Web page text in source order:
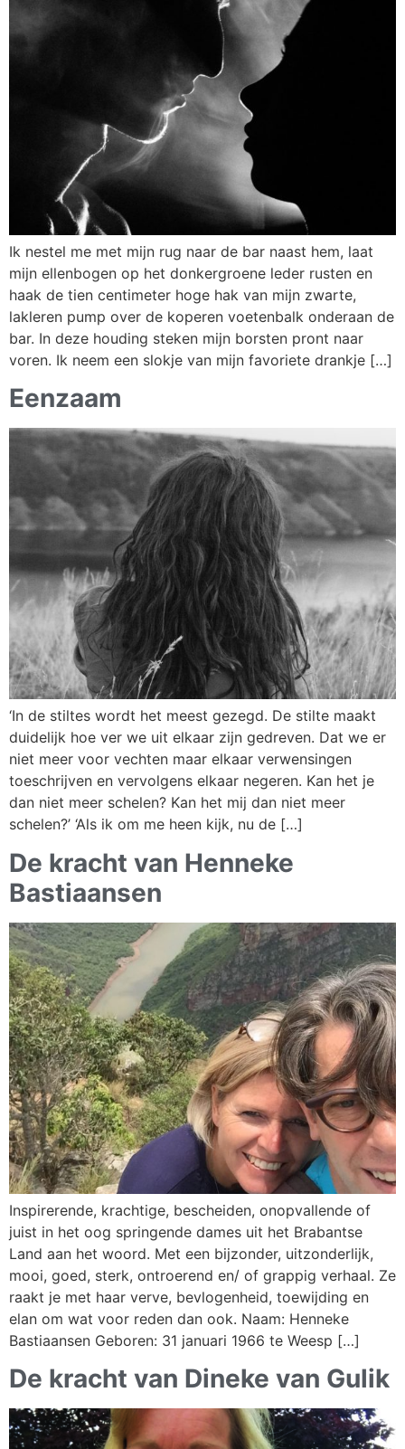
Ik nestel me met mijn rug naar de bar naast hem, laat
mijn ellenbogen op het donkergroene leder rusten en
haak de tien centimeter hoge hak van mijn zwarte,
lakleren pump over de koperen voetenbalk onderaan de
bar. In deze houding steken mijn borsten pront naar
voren. Ik neem een slokje van mijn favoriete drankje […]
Eenzaam
‘In de stiltes wordt het meest gezegd. De stilte maakt
duidelijk hoe ver we uit elkaar zijn gedreven. Dat we er
niet meer voor vechten maar elkaar verwensingen
toeschrijven en vervolgens elkaar negeren. Kan het je
dan niet meer schelen? Kan het mij dan niet meer
schelen?’ ‘Als ik om me heen kijk, nu de […]
De kracht van Henneke
Bastiaansen
Inspirerende, krachtige, bescheiden, onopvallende of
juist in het oog springende dames uit het Brabantse
Land aan het woord. Met een bijzonder, uitzonderlijk,
mooi, goed, sterk, ontroerend en/ of grappig verhaal. Ze
raakt je met haar verve, bevlogenheid, toewijding en
elan om wat voor reden dan ook. Naam: Henneke
Bastiaansen Geboren: 31 januari 1966 te Weesp […]
De kracht van Dineke van Gulik